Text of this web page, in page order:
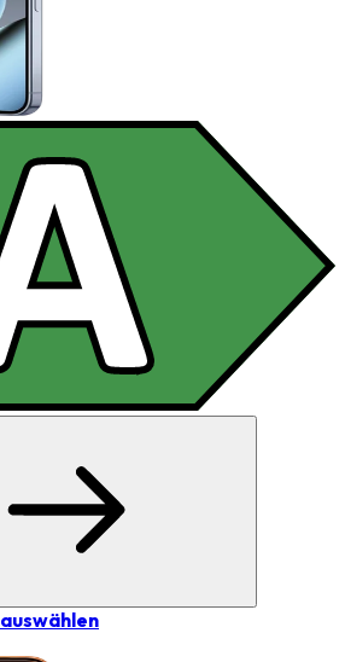
auswählen